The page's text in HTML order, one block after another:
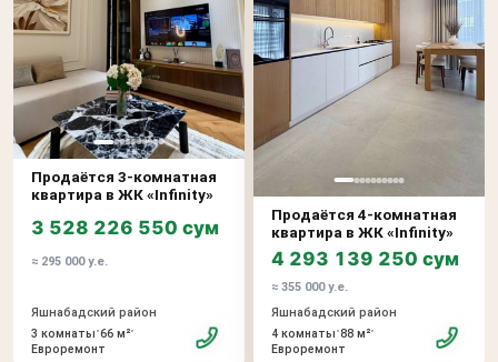
Продаётся 3-комнатная
квартира в ЖК «Infinity»
3 528 226 550 сум
≈ 295 000 у.е.
Яшнабадский район
3 комнаты•66 м²•
Евроремонт
Продаётся 4-комнатная
квартира в ЖК «Infinity»
4 293 139 250 сум
≈ 355 000 у.е.
Яшнабадский район
4 комнаты•88 м²•
Евроремонт